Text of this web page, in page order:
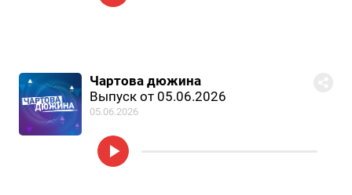
Чартова дюжина
Выпуск от 05.06.2026
05.06.2026